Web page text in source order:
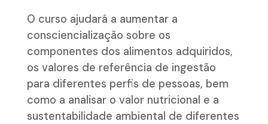
O curso ajudará a aumentar a
consciencialização sobre os
componentes dos alimentos adquiridos,
os valores de referência de ingestão
para diferentes perfis de pessoas, bem
como a analisar o valor nutricional e a
sustentabilidade ambiental de diferentes